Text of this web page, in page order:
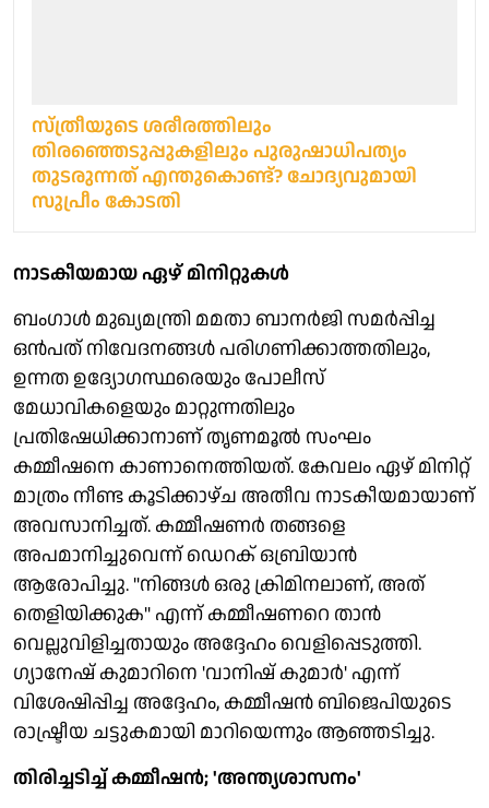
സ്ത്രീയുടെ ശരീരത്തിലും
തിരഞ്ഞെടുപ്പുകളിലും പുരുഷാധിപത്യം
തുടരുന്നത് എന്തുകൊണ്ട്? ചോദ്യവുമായി
സുപ്രീം കോടതി
നാടകീയമായ ഏഴ് മിനിറ്റുകൾ
ബംഗാൾ മുഖ്യമന്ത്രി മമതാ ബാനർജി സമർപ്പിച്ച
ഒൻപത് നിവേദനങ്ങൾ പരിഗണിക്കാത്തതിലും,
ഉന്നത ഉദ്യോഗസ്ഥരെയും പോലീസ്
മേധാവികളെയും മാറ്റുന്നതിലും
പ്രതിഷേധിക്കാനാണ് തൃണമൂൽ സംഘം
കമ്മീഷനെ കാണാനെത്തിയത്. കേവലം ഏഴ് മിനിറ്റ്
മാത്രം നീണ്ട കൂടിക്കാഴ്ച അതീവ നാടകീയമായാണ്
അവസാനിച്ചത്. കമ്മീഷണർ തങ്ങളെ
അപമാനിച്ചുവെന്ന് ഡെറക് ഒബ്രിയാൻ
ആരോപിച്ചു. "നിങ്ങൾ ഒരു ക്രിമിനലാണ്, അത്
തെളിയിക്കുക" എന്ന് കമ്മീഷണറെ താൻ
വെല്ലുവിളിച്ചതായും അദ്ദേഹം വെളിപ്പെടുത്തി.
ഗ്യാനേഷ് കുമാറിനെ 'വാനിഷ് കുമാർ' എന്ന്
വിശേഷിപ്പിച്ച അദ്ദേഹം, കമ്മീഷൻ ബിജെപിയുടെ
രാഷ്ട്രീയ ചട്ടുകമായി മാറിയെന്നും ആഞ്ഞടിച്ചു.
തിരിച്ചടിച്ച് കമ്മീഷൻ; 'അന്ത്യശാസനം'